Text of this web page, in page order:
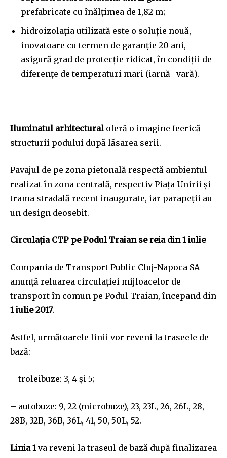
prefabricate cu înălțimea de 1,82 m;
hidroizolația utilizată este o soluție nouă,
inovatoare cu termen de garanție 20 ani,
asigură grad de protecție ridicat, în condiții de
diferențe de temperaturi mari (iarnă- vară).
Iluminatul arhitectural oferă o imagine feerică
structurii podului după lăsarea serii.
Pavajul de pe zona pietonală respectă ambientul
realizat în zona centrală, respectiv Piața Unirii și
trama stradală recent inaugurate, iar parapeții au
un design deosebit.
Circulația CTP pe Podul Traian se reia din 1 iulie
Compania de Transport Public Cluj-Napoca SA
anunță reluarea circulației mijloacelor de
transport în comun pe Podul Traian, începand din
1 iulie 2017.
Astfel, următoarele linii vor reveni la traseele de
bază:
– troleibuze: 3, 4 și 5;
– autobuze: 9, 22 (microbuze), 23, 23L, 26, 26L, 28,
28B, 32B, 36B, 36L, 41, 50, 50L, 52.
Linia 1va reveni la traseul de bază după finalizarea